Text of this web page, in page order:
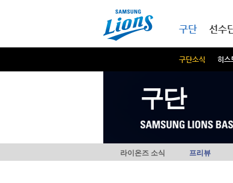
구단
구단소식 히스
선수
구단
라이온즈 소식 프리뷰